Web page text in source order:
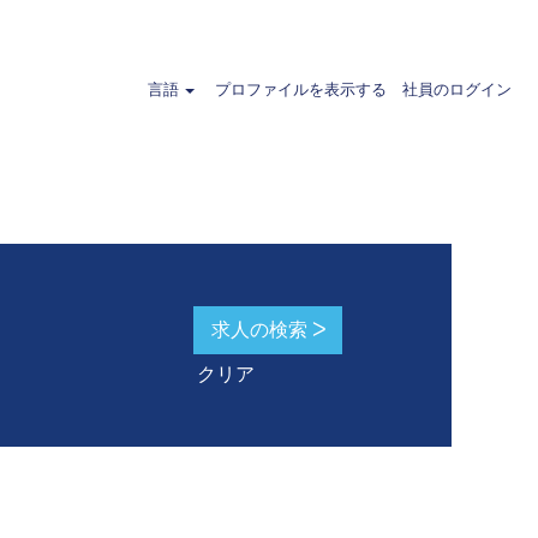
言語 プロファイルを表示する 社員のログイン
クリア